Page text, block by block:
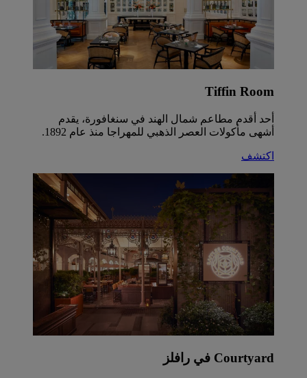
Tiffin Room
أحد أقدم مطاعم شمال الهند في سنغافورة، يقدم
أشهى مأكولات العصر الذهبي للمهراجا منذ عام 1892.
اكتشف
Courtyard في رافلز